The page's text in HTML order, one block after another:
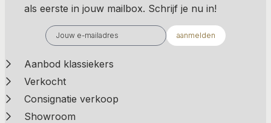
als eerste in jouw mailbox. Schrijf je nu in!
aanmelden
Aanbod klassiekers
Verkocht
Consignatie verkoop
Showroom